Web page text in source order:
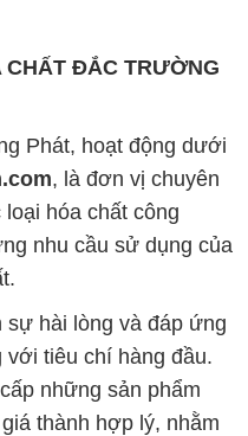
CHẤT ĐẮC TRƯỜNG
Phát, hoạt động dưới
, là đơn vị chuyên
hóa chất công
nhu cầu sử dụng của
sự hài lòng và đáp ứng
với tiêu chí hàng đầu.
những sản phẩm
thành hợp lý, nhằm